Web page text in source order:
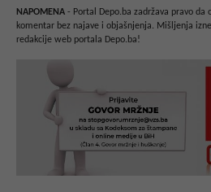
NAPOMENA - Portal Depo.ba zadržava pravo
komentar bez najave i objašnjenja. Mišljenja
redakcije web portala Depo.ba!